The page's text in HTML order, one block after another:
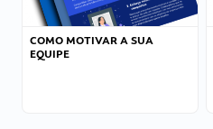
COMO MOTIVAR A SUA
EQUIPE